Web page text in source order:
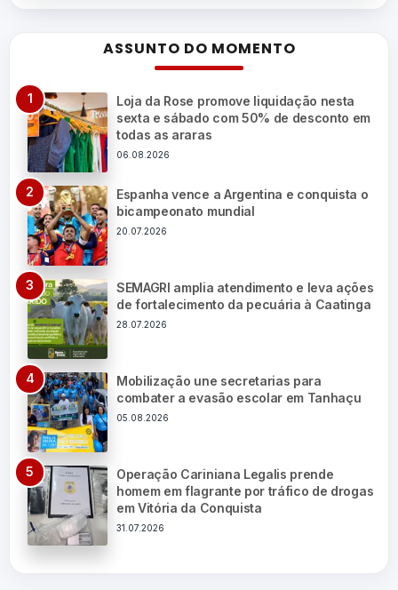
ASSUNTO DO MOMENTO
Loja da Rose promove liquidação nesta
sexta e sábado com 50% de desconto em
todas as araras
06.08.2026
Espanha vence a Argentina e conquista o
bicampeonato mundial
20.07.2026
SEMAGRI amplia atendimento e leva ações
de fortalecimento da pecuária à Caatinga
28.07.2026
Mobilização une secretarias para
combater a evasão escolar em Tanhaçu
05.08.2026
Operação Cariniana Legalis prende
homem em flagrante por tráfico de drogas
em Vitória da Conquista
31.07.2026